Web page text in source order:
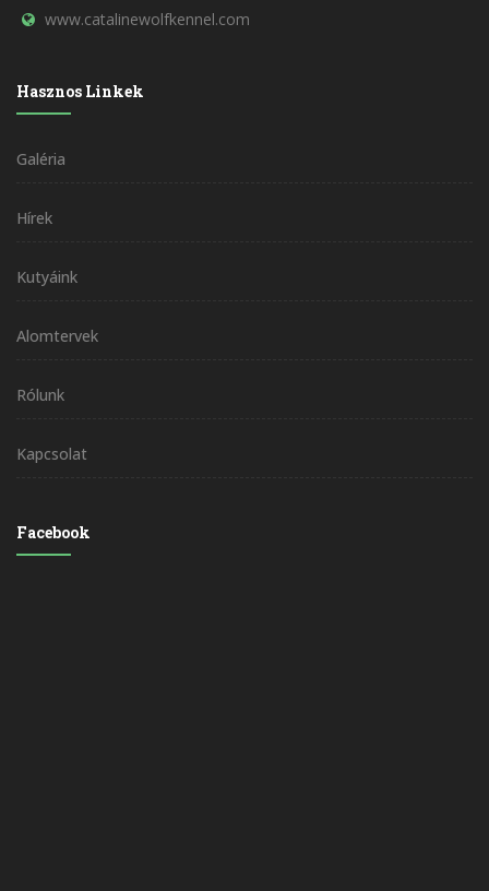
www.catalinewolfkennel.com
Hasznos Linkek
Galéria
Hírek
Kutyáink
Alomtervek
Rólunk
Kapcsolat
Facebook